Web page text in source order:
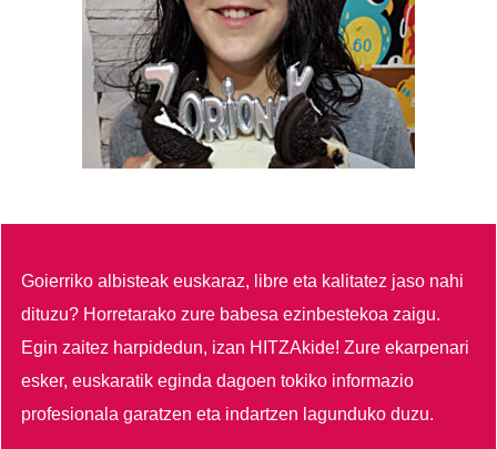
Goierriko albisteak euskaraz, libre eta kalitatez jaso nahi
dituzu? Horretarako zure babesa ezinbestekoa zaigu.
Egin zaitez harpidedun, izan HITZAkide!Zure ekarpenari
esker, euskaratik eginda dagoen tokiko informazio
profesionala garatzen eta indartzen lagunduko duzu.